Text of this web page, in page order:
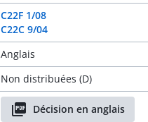
C22F 1/08
C22C 9/04
Anglais
Non distribuées (D)
Décision en anglais